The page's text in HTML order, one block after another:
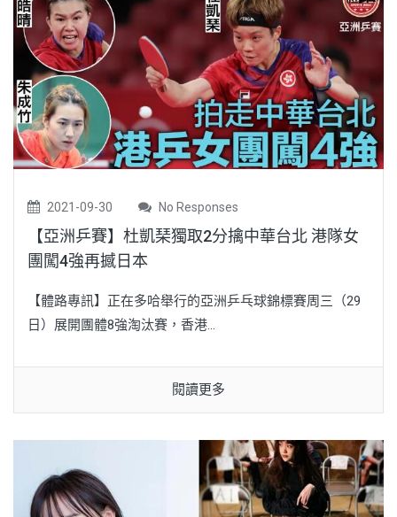
2021-09-30 No Responses
【亞洲乒賽】杜凱琹獨取2分擒中華台北 港隊女
團闖4強再撼日本
【體路專訊】正在多哈舉行的亞洲乒乓球錦標賽周三（29
日）展開團體8強淘汰賽，香港...
閱讀更多